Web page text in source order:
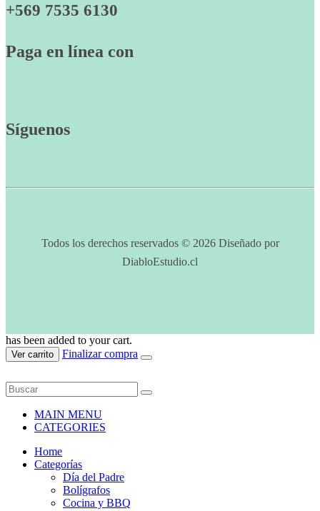
+569 7535 6130
Paga en línea con
Síguenos
Todos los derechos reservados © 2026 Diseñado por
DiabloEstudio.cl
has been added to your cart.
Ver carrito Finalizar compra
MAIN MENU
CATEGORIES
Home
Categorías
Día del Padre
Bolígrafos
Cocina y BBQ